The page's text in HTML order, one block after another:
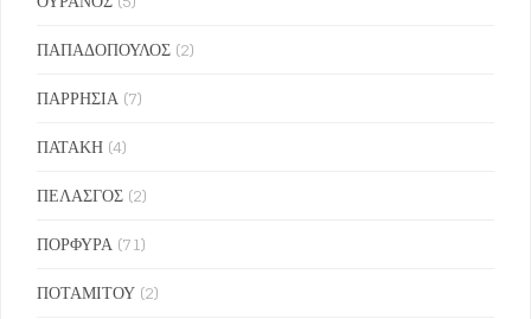
ΠΑΠΑΔΟΠΟΥΛΟΣ (2)
ΠΑΡΡΗΣΙΑ (7)
ΠΑΤΑΚΗ (4)
ΠΕΛΑΣΓΟΣ (2)
ΠΟΡΦΥΡΑ (71)
ΠΟΤΑΜΙΤΟΥ (2)